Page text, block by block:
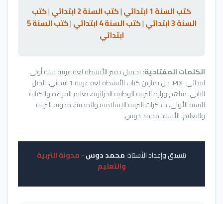
كتب السنة 1 ابتدائي |كتب السنة 2 ابتدائي |كتب
السنة 3 ابتدائي
|كتب السنة 4 ابتدائي |
كتب السنة 5
ابتدائي
الكلمات المفتاحية:تحميل دفتر الأنشطة لغة عربية سنة أولى
ابتدائي PDF، حل تمارين كتاب الأنشطة لغة عربية 1 ابتدائي، الجيل
الثاني، مناهج وزارة التربية الوطنية الجزائرية، تعليم القراءة والكتابة
للسنة الأولى، مذكرات التربية الإسلامية والمدنية، مدونة التربية
والتعليم، الأستاذ محمد دوس.
تنسيق وإعداد الأستاذ:محمد دوس-مدونة التربية
والتعليم